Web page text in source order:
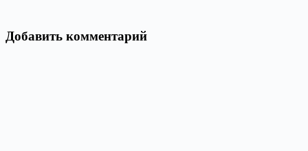
Добавить комментарий